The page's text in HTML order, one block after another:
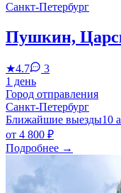
Санкт-Петербург
Пушкин,
★4.7
3
1 день
Город отправления
Санкт-Петербург
Ближайшие выезды10
от 4 800 ₽
Подробнее →